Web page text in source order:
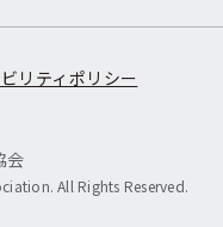
リティポリシー
会
All Rights Reserved.